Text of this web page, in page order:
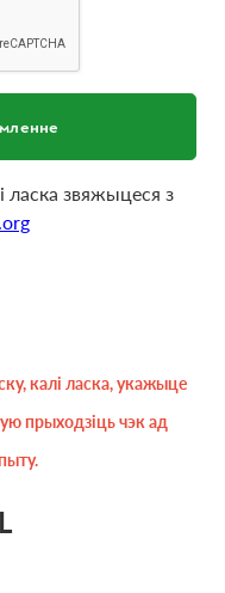
ласка звяжыцеся з
калі ласка, укажыце
прыходзіць чэк ад